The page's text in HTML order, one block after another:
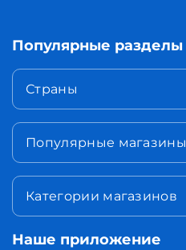
Популярные разделы
Страны
Популярные магазины
Категории магазинов
Наше приложение